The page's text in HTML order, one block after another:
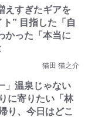
えすぎたギアを
” 目指した「自
かった「本当に
猫田 猫之介
」温泉じゃない
に寄りたい「林
り、今日はどこ